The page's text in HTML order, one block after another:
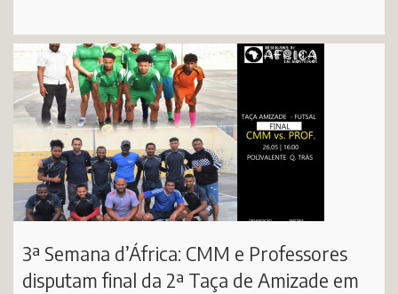
3ª Semana d’África: CMM e Professores
disputam final da 2ª Taça de Amizade em